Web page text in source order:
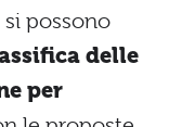
possono
delle
per